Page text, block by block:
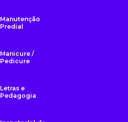
Manutenção
Predial
Manicure /
Pedicure
Letras e
Pedagogia